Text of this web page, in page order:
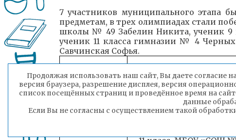
7 участников муниципального этапа
предметам, в трех олимпиадах стали
школы № 49 Забелин Никита, ученик
ученик 11 класса гимназии № 4
Савчинская Софья.
Чимитов Намжил,
9 класс, МБОУ
21»
Продолжая использовать наш сайт, Вы даете согласие
версия браузера, разрешение дисплея, версия
список посещённых страниц и проведённое время на
данные
Если Вы не согласны с осуществлением такой